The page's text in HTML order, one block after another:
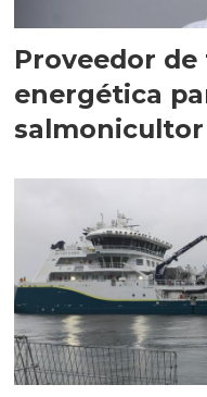
Proveedor
energética